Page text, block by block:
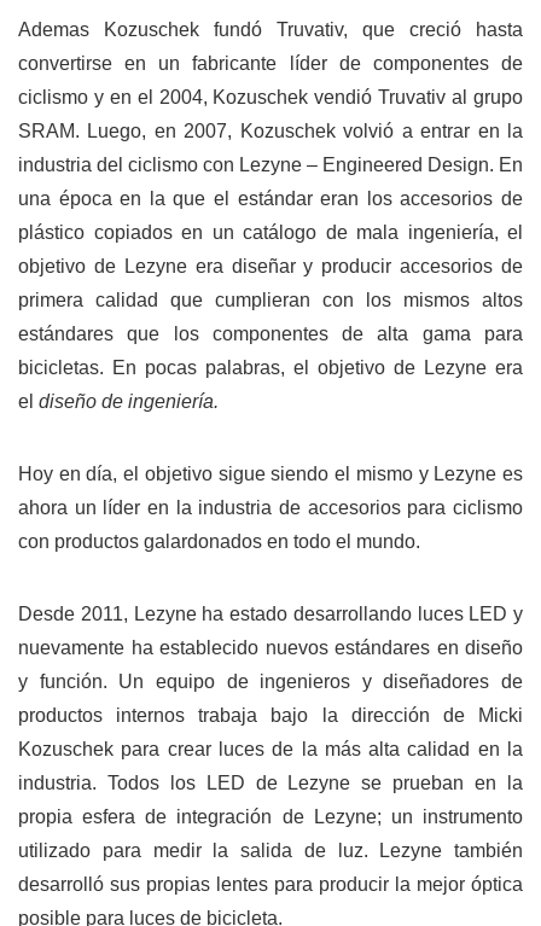
Ademas Kozuschek fundó Truvativ, que creció hasta
convertirse en un fabricante líder de componentes de
ciclismo y en el 2004, Kozuschek vendió Truvativ al grupo
SRAM. Luego, en 2007, Kozuschek volvió a entrar en la
industria del ciclismo con Lezyne – Engineered Design. En
una época en la que el estándar eran los accesorios de
plástico copiados en un catálogo de mala ingeniería, el
objetivo de Lezyne era diseñar y producir accesorios de
primera calidad que cumplieran con los mismos altos
estándares que los componentes de alta gama para
bicicletas. En pocas palabras, el objetivo de Lezyne era
el diseño de ingeniería.
Hoy en día, el objetivo sigue siendo el mismo y Lezyne es
ahora un líder en la industria de accesorios para ciclismo
con productos galardonados en todo el mundo.
Desde 2011, Lezyne ha estado desarrollando luces LED y
nuevamente ha establecido nuevos estándares en diseño
y función. Un equipo de ingenieros y diseñadores de
productos internos trabaja bajo la dirección de Micki
Kozuschek para crear luces de la más alta calidad en la
industria. Todos los LED de Lezyne se prueban en la
propia esfera de integración de Lezyne; un instrumento
utilizado para medir la salida de luz. Lezyne también
desarrolló sus propias lentes para producir la mejor óptica
posible para luces de bicicleta.